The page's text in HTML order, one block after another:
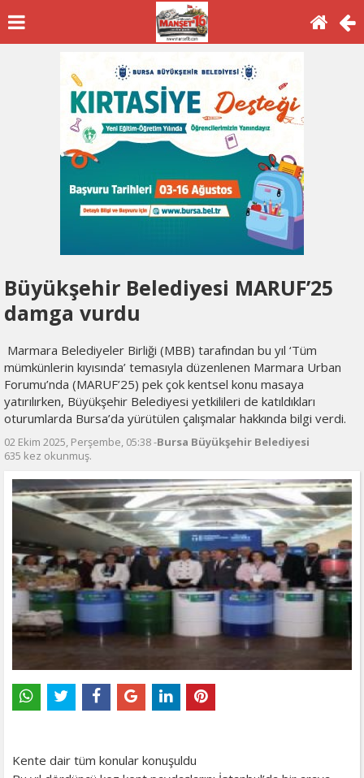
Büyükşehir Belediyesi MARUF’25
damga vurdu
Marmara Belediyeler Birliği (MBB) tarafından bu yıl ‘Tüm
mümkünlerin kıyısında’ temasıyla düzenlenen Marmara Urban
Forumu’nda (MARUF’25) pek çok kentsel konu masaya
yatırılırken, Büyükşehir Belediyesi yetkilileri de katıldıkları
oturumlarda Bursa’da yürütülen çalışmalar hakkında bilgi verdi.
02 Ekim 2025, Perşembe, 05:38 -Bursa Büyükşehir Belediyesi
635 kez okunmuş.
Kente dair tüm konular konuşuldu